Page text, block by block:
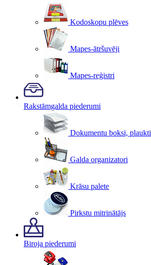
Kodoskopu plēves
Mapes-ātršuvēji
Mapes-reģistri
Rakstāmgalda piederumi
Dokumentu boksi, plaukti
Galda organizatori
Krāsu palete
Pirkstu mitrinātājs
Biroja piederumi